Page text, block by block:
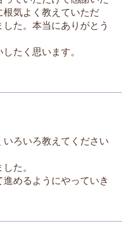
根気よく教えていただ
た。本当にありがとう
たく思います。
ろいろ教えてください
た。
めるようにやっていき